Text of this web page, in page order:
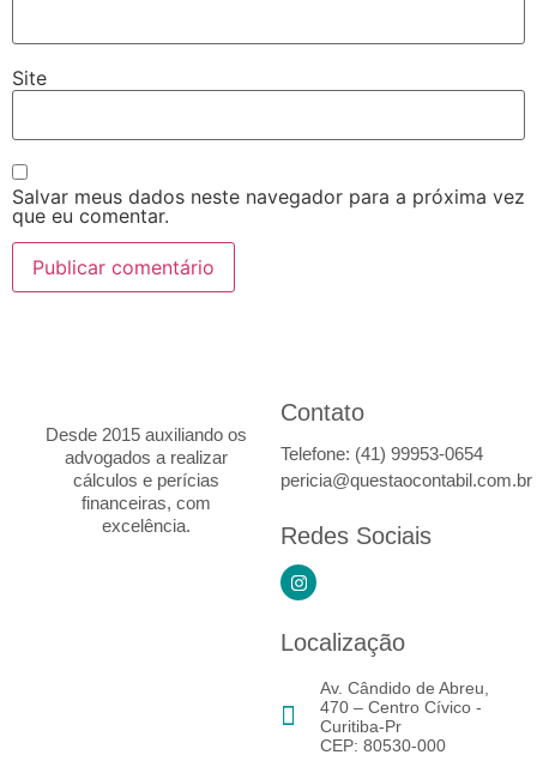
Site
Salvar meus dados neste navegador para a próxima vez
que eu comentar.
Desde 2015 auxiliando os
advogados a realizar
cálculos e perícias
financeiras, com
excelência.
Contato
Telefone: (41) 99953-0654
pericia@questaocontabil.com.br
Redes Sociais
Localização
Av. Cândido de Abreu,
470 – Centro Cívico -
Curitiba-Pr
CEP: 80530-000